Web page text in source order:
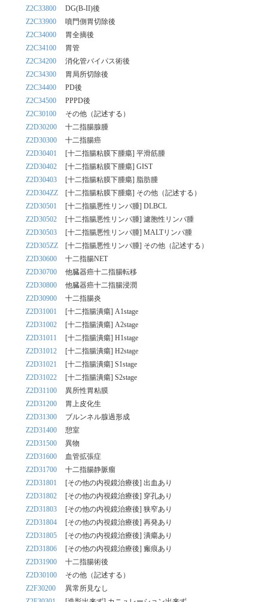
Z2C33800
DG(B-II)後
Z2C33900
噴門側胃切除後
Z2C34000
胃全摘後
Z2C34100
胃管
Z2C34200
消化管バイパス術後
Z2C34300
胃局所切除後
Z2C34400
PD後
Z2C34500
PPPD後
Z2C30100
その他（記述する）
Z2D30200
十二指腸腺腫
Z2D30300
十二指腸癌
Z2D30401
[十二指腸粘膜下腫瘍] 平滑筋腫
Z2D30402
[十二指腸粘膜下腫瘍] GIST
Z2D30403
[十二指腸粘膜下腫瘍] 脂肪腫
Z2D304ZZ
[十二指腸粘膜下腫瘍] その他（記述する）
Z2D30501
[十二指腸悪性リンパ腫] DLBCL
Z2D30502
[十二指腸悪性リンパ腫] 濾胞性リンパ腫
Z2D30503
[十二指腸悪性リンパ腫] MALTリンパ腫
Z2D305ZZ
[十二指腸悪性リンパ腫] その他（記述する）
Z2D30600
十二指腸NET
Z2D30700
他臓器癌十二指腸転移
Z2D30800
他臓器癌十二指腸浸潤
Z2D30900
十二指腸炎
Z2D31001
[十二指腸潰瘍] A1stage
Z2D31002
[十二指腸潰瘍] A2stage
Z2D31011
[十二指腸潰瘍] H1stage
Z2D31012
[十二指腸潰瘍] H2stage
Z2D31021
[十二指腸潰瘍] S1stage
Z2D31022
[十二指腸潰瘍] S2stage
Z2D31100
異所性胃粘膜
Z2D31200
胃上皮化生
Z2D31300
ブルンネル腺過形成
Z2D31400
憩室
Z2D31500
異物
Z2D31600
血管拡張症
Z2D31700
十二指腸静脈瘤
Z2D31801
[その他の内視鏡治療後] 出血あり
Z2D31802
[その他の内視鏡治療後] 穿孔あり
Z2D31803
[その他の内視鏡治療後] 狭窄あり
Z2D31804
[その他の内視鏡治療後] 再発あり
Z2D31805
[その他の内視鏡治療後] 潰瘍あり
Z2D31806
[その他の内視鏡治療後] 瘢痕あり
Z2D31900
十二指腸術後
Z2D30100
その他（記述する）
Z2F30200
異常所見なし